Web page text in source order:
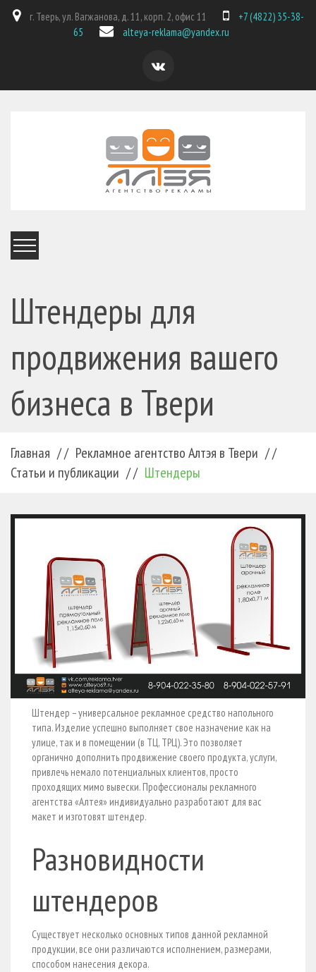
г. Тверь, ул. Вагжанова, д. 11, корп. 2, офис 11
+7 (4822) 35-38-
65
alteya-reklama@yandex.ru
Штендеры для
продвижения вашего
бизнеса в Твери
Главная / / Рекламное агентство Алтэя в Твери / /
Статьи и публикации / / Штендеры
Штендер – универсальное рекламное средство напольного
типа. Изделие успешно выполняет свое назначение как на
улице, так и в помещении (в ТЦ, ТРЦ). Это позволяет
органично дополнить продвижение своего продукта, услуги,
привлечь немало потенциальных клиентов, просто
проходящих мимо вывески. Профессионалы рекламного
агентства «Алтея» индивидуально разработают для вас
макет и изготовят штендер.
Разновидности
штендеров
Существует несколько основных типов данной рекламной
продукции, все они различаются исполнением, размерами,
способом нанесения декора.